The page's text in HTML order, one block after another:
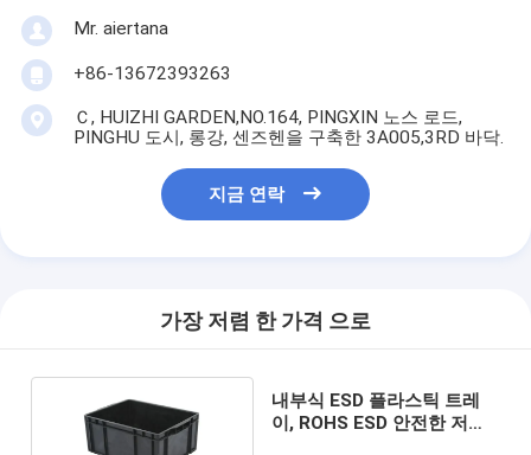
Mr. aiertana
+86-13672393263
Ｃ, HUIZHI GARDEN,NO.164, PINGXIN 노스 로드,
PINGHU 도시, 롱강, 센즈헨을 구축한 3A005,3RD 바닥.
지금 연락
가장 저렴 한 가격 으로
내부식 ESD 플라스틱 트레
이, ROHS ESD 안전한 저장